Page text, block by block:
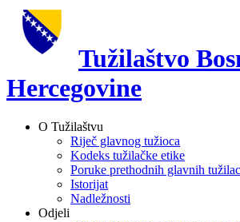
Tužilaštvo
Hercegovine
O Tužilaštvu
Riječ glavnog tužioca
Kodeks tužilačke etike
Poruke prethodnih glavnih
Istorijat
Nadležnosti
Odjeli